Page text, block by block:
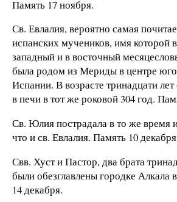
Память 17 ноября.
Св. Евлалия, вероятно самая
испанских мучеников, имя которой
западный и в восточный
была родом из Мериды в центре
Испании. В возрасте тринадцати
в печи в тот же роковой 304 год.
Св. Юлия пострадала в то же время
что и св. Евлалия. Память 10
Свв. Хуст и Пастор, два брата
были обезглавлены городке Алкала
14 декабря.